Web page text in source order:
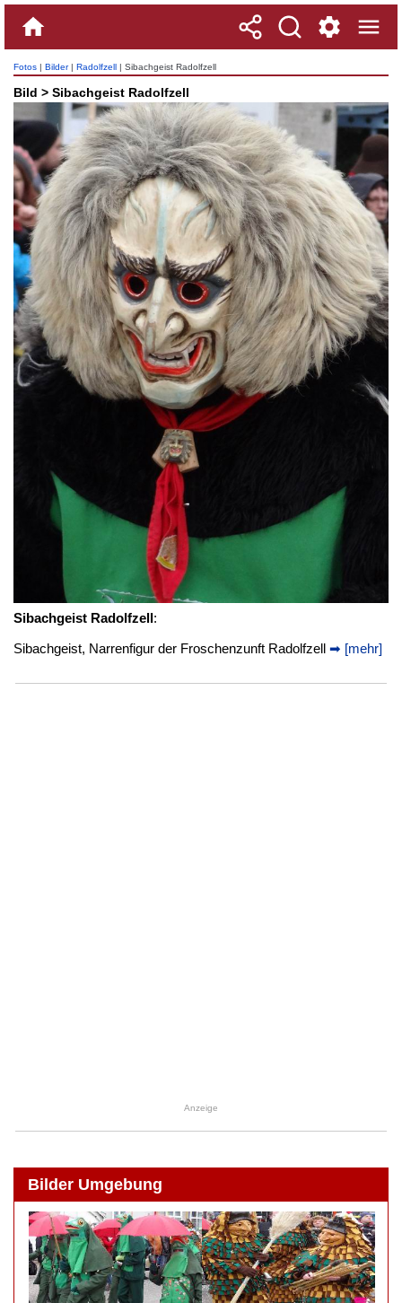
Fotos | Bilder| Radolfzell | Sibachgeist Radolfzell
Bild > Sibachgeist Radolfzell
Sibachgeist Radolfzell:
Sibachgeist, Narrenfigur der Froschenzunft Radolfzell ➡ [mehr]
Anzeige
Bilder Umgebung